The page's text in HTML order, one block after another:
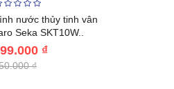
nước thủy tinh vân
Seka SKT10W..
₫
₫